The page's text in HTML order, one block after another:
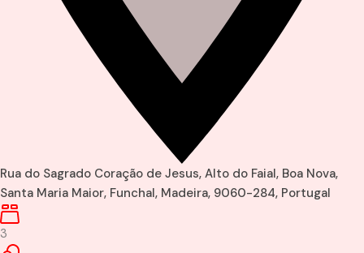
Rua do Sagrado Coração de Jesus, Alto do Faial, Boa Nova,
Santa Maria Maior, Funchal, Madeira, 9060-284, Portugal
3